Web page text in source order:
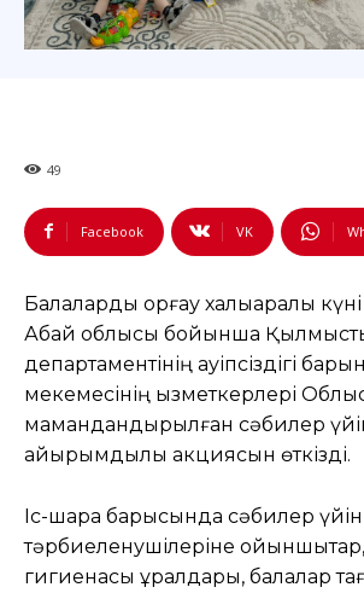
49
Facebook VK
Балаларды қорғау халықаралық
Абай облысы бойынша
департаментінің қауіпсіздігі
мекемесінің қызметкерлері
мамандандырылған сәбилер
қайырымдылық акциясын өткізді.
Іс-шара барысында сәбилер
тәрбиеленушілеріне
гигиенасы құралдары, балалар